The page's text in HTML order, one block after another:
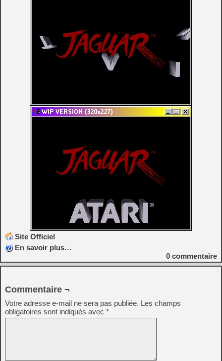
Site Officiel
En savoir plus…
0 commentaire
Commentaire ¬
Votre adresse e-mail ne sera pas publiée. Les champs
obligatoires sont indiqués avec *